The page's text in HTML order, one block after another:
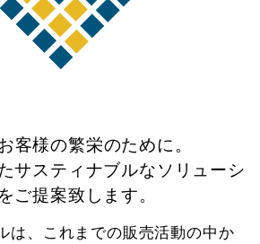
客様の繁栄のために。
サスティナブルなソリューシ
ご提案致します。
は、これまでの販売活動の中か